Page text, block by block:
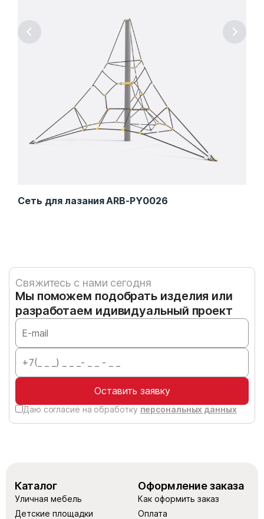
Сеть для лазания ARB-PY0026
Свяжитесь с нами сегодня
Мы поможем подобрать изделия или
разработаем идивидуальный проект
Оставить заявку
Даю согласие на обработку персональных данных
Каталог
Уличная мебель
Детские площадки
Оформление заказа
Как оформить заказ
Оплата